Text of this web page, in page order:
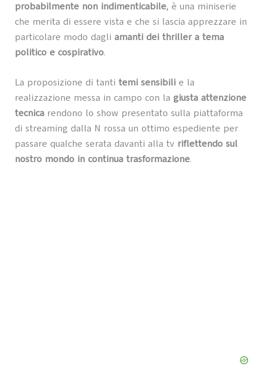
probabilmente non indimenticabile, è una miniserie
che merita di essere vista e che si lascia apprezzare in
particolare modo dagli amanti dei thriller a tema
politico e cospirativo.
La proposizione di tanti temi sensibilie la
realizzazione messa in campo con la giusta attenzione
tecnicarendono lo show presentato sulla piattaforma
di streaming dalla N rossa un ottimo espediente per
passare qualche serata davanti alla tv riflettendo sul
nostro mondo in continua trasformazione.